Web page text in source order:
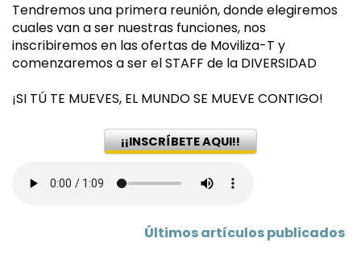
Tendremos una primera reunión, donde elegiremos
cuales van a ser nuestras funciones, nos
inscribiremos en las ofertas de Moviliza-T y
comenzaremos a ser el STAFF de la DIVERSIDAD
¡SI TÚ TE MUEVES, EL MUNDO SE MUEVE CONTIGO!
¡¡INSCRÍBETE AQUI!!
Últimos artículos publicados